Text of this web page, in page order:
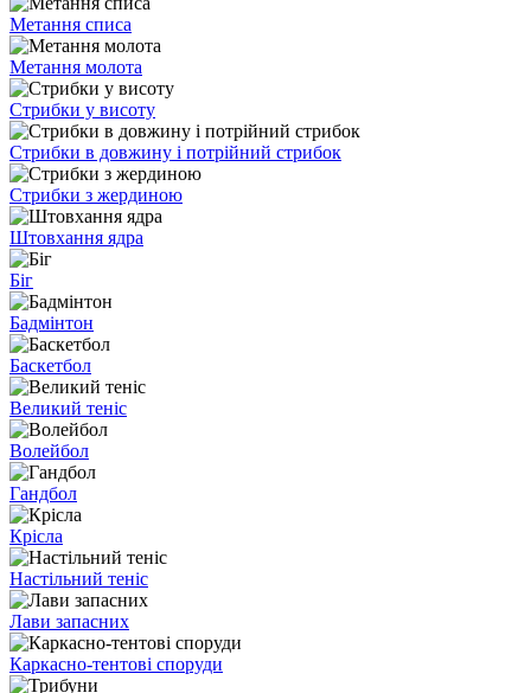
Метання списа
Метання молота
Стрибки у висоту
Стрибки в довжину і потрійний стрибок
Стрибки з жердиною
Штовхання ядра
Біг
Бадмінтон
Баскетбол
Великий теніс
Волейбол
Гандбол
Крісла
Настільний теніс
Лави запасних
Каркасно-тентові споруди